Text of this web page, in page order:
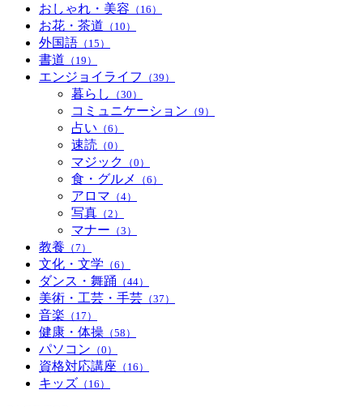
おしゃれ・美容 （16）
お花・茶道 （10）
外国語 （15）
書道 （19）
エンジョイライフ （39）
暮らし （30）
コミュニケーション （9）
占い （6）
速読 （0）
マジック （0）
食・グルメ （6）
アロマ （4）
写真 （2）
マナー （3）
教養 （7）
文化・文学 （6）
ダンス・舞踊 （44）
美術・工芸・手芸 （37）
音楽 （17）
健康・体操 （58）
パソコン （0）
資格対応講座 （16）
キッズ （16）